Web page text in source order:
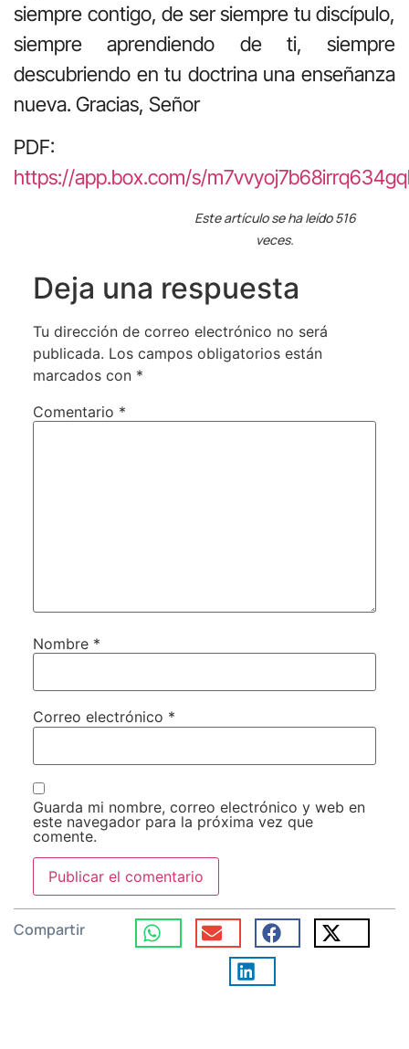
siempre contigo, de ser siempre tu discípulo,
siempre aprendiendo de ti, siempre
descubriendo en tu doctrina una enseñanza
nueva. Gracias, Señor
PDF:
https://app.box.com/s/
Este artículo se ha leído 516
veces.
Deja una respuesta
Tu dirección de correo electrónico no será
publicada. Los campos obligatorios están
marcados con *
Comentario *
Nombre *
Correo electrónico *
Guarda mi nombre, correo electrónico y web en
este navegador para la próxima vez que
comente.
Compartir